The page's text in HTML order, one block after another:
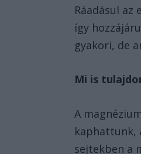
Ráadásul
így
gyakori, de
Mi is
A
kaphattunk,
sejtekben a